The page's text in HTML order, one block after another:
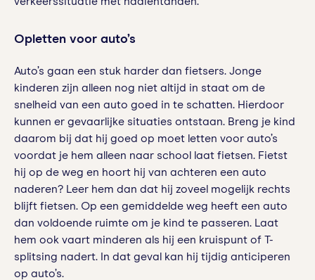
Opletten voor auto’s
Auto’s gaan een stuk harder dan fietsers. Jonge
kinderen zijn alleen nog niet altijd in staat om de
snelheid van een auto goed in te schatten. Hierdoor
kunnen er gevaarlijke situaties ontstaan. Breng je kind
daarom bij dat hij goed op moet letten voor auto’s
voordat je hem alleen naar school laat fietsen. Fietst
hij op de weg en hoort hij van achteren een auto
naderen? Leer hem dan dat hij zoveel mogelijk rechts
blijft fietsen. Op een gemiddelde weg heeft een auto
dan voldoende ruimte om je kind te passeren. Laat
hem ook vaart minderen als hij een kruispunt of T-
splitsing nadert. In dat geval kan hij tijdig anticiperen
op auto’s.